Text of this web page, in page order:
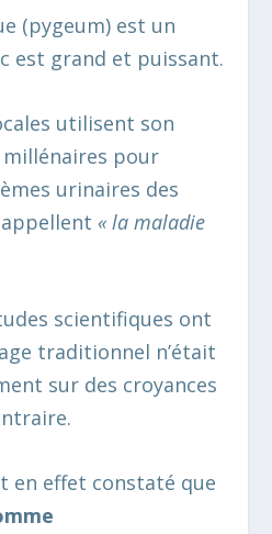
(pygeum) est un
est grand et puissant.
utilisent son
millénaires pour
urinaires des
appellent « la maladie
scientifiques ont
traditionnel n’était
sur des croyances
en effet constaté que